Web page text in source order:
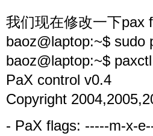
我们现在修改一下pax
baoz@laptop:~$ sudo
baoz@laptop:~$
PaX control v0.4
Copyright
- PaX flags: -----m-x-